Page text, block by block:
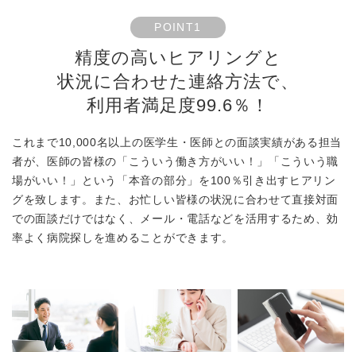
POINT1
精度の高いヒアリングと
状況に合わせた連絡方法で、
利用者満足度99.6％！
これまで10,000名以上の医学生・医師との面談実績がある担当
者が、医師の皆様の「こういう働き方がいい！」「こういう職
場がいい！」という「本音の部分」を100％引き出すヒアリン
グを致します。また、お忙しい皆様の状況に合わせて直接対面
での面談だけではなく、メール・電話などを活用するため、効
率よく病院探しを進めることができます。